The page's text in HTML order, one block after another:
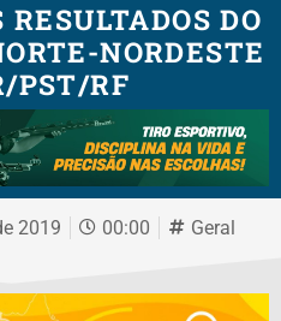
DO
NORDESTE
PST/RF
2019 00:00 Geral